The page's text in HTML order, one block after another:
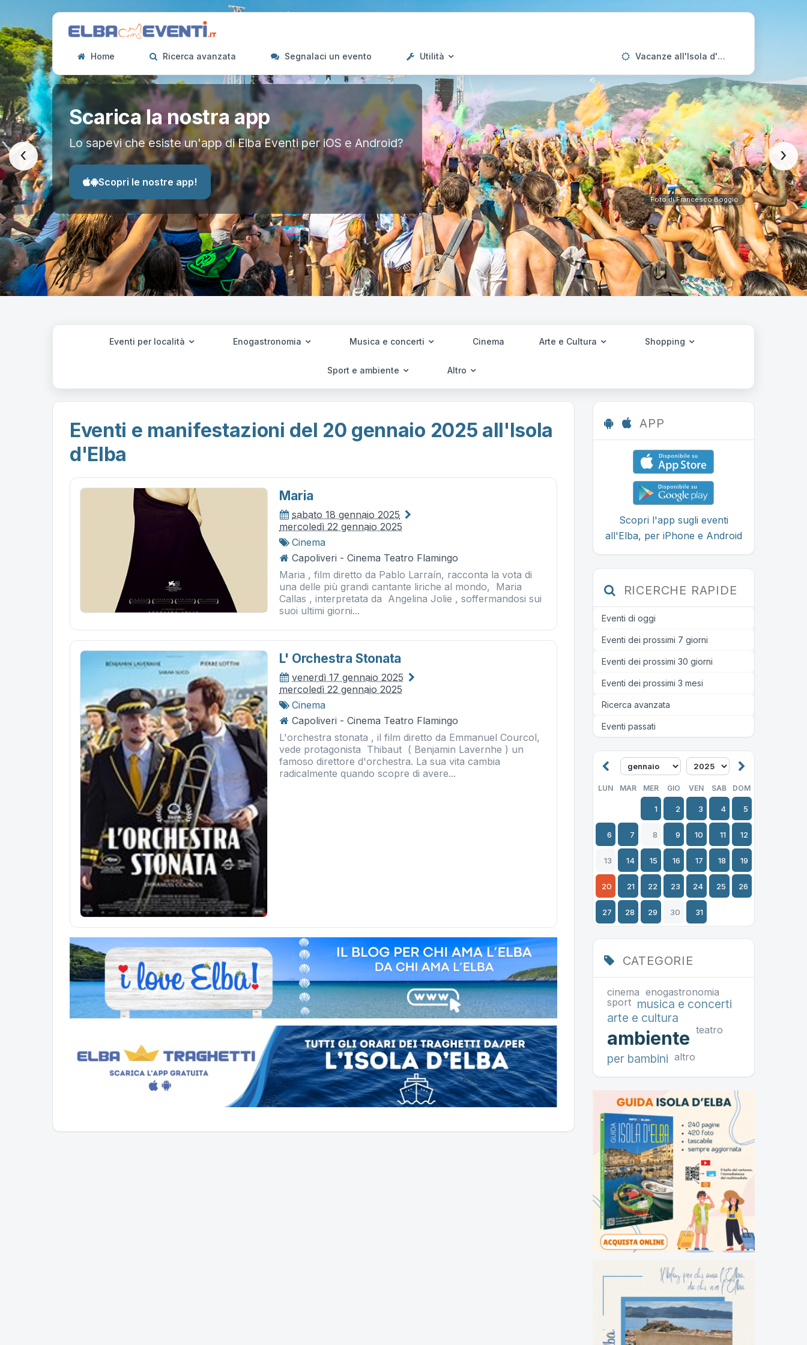
Home Ricerca avanzata Segnalaci un evento Utilità Vacanze all'Isola d'Elba
Scarica la nostra app
Lo sapevi che esiste un'app di Elba Eventi per iOS e Android?
Scopri le nostre app!
Foto di Francesco Boggio
‹ ›
Eventi per località Enogastronomia Musica e concerti Cinema Arte e Cultura Shopping
Sport e ambiente Altro
Eventi e manifestazioni del 20 gennaio 2025 all'Isola
d'Elba
Maria
sabato 18 gennaio 2025
mercoledì 22 gennaio 2025
Cinema
Capoliveri - Cinema Teatro Flamingo
Maria , film diretto da Pablo Larraín, racconta la vota di
una delle più grandi cantante liriche al mondo, Maria
Callas , interpretata da Angelina Jolie , soffermandosi sui
suoi ultimi giorni...
L' Orchestra Stonata
venerdì 17 gennaio 2025
mercoledì 22 gennaio 2025
Cinema
Capoliveri - Cinema Teatro Flamingo
L'orchestra stonata , il film diretto da Emmanuel Courcol,
vede protagonista Thibaut ( Benjamin Lavernhe ) un
famoso direttore d'orchestra. La sua vita cambia
radicalmente quando scopre di avere...
APP
Scopri l'app sugli eventi
all'Elba, per iPhone e Android
RICERCHE RAPIDE
Eventi di oggi
Eventi dei prossimi 7 giorni
Eventi dei prossimi 30 giorni
Eventi dei prossimi 3 mesi
Ricerca avanzata
Eventi passati
LUN MAR MER GIO VEN SAB DOM
1 2 3 4 5
6 7 8 9 10 11 12
13 14 15 16 17 18 19
20 21 22 23 24 25 26
27 28 29 30 31
CATEGORIE
cinema enogastronomia
sport musica e concerti
arte e cultura
ambiente teatro
per bambini altro